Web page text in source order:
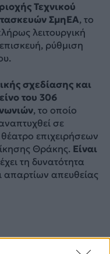
Τεχνικού
ΣμηΕΑ, το
λειτουργική
ρύθμιση
σχεδίασης και
του 306
, το οποίο
σε
επιχειρήσεων
Θράκης. Είναι
τη δυνατότητα
απευθείας